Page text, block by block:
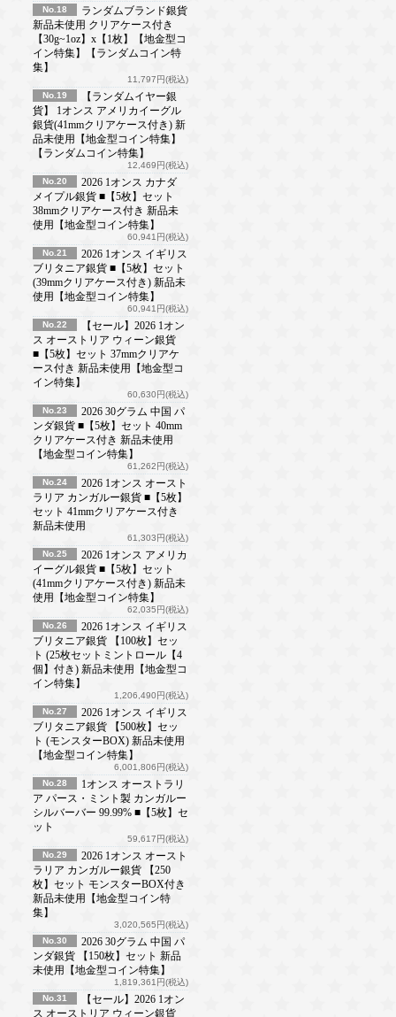
No.18
ランダムブランド銀貨
新品未使用 クリアケース付き
【30g~1oz】x【1枚】【地金型コ
イン特集】【ランダムコイン特
集】
11,797円(税込)
No.19
【ランダムイヤー銀
貨】 1オンス アメリカイーグル
銀貨(41mmクリアケース付き) 新
品未使用【地金型コイン特集】
【ランダムコイン特集】
12,469円(税込)
No.20
2026 1オンス カナダ
メイプル銀貨 ■【5枚】セット
38mmクリアケース付き 新品未
使用【地金型コイン特集】
60,941円(税込)
No.21
2026 1オンス イギリス
ブリタニア銀貨 ■【5枚】セット
(39mmクリアケース付き) 新品未
使用【地金型コイン特集】
60,941円(税込)
No.22
【セール】2026 1オン
ス オーストリア ウィーン銀貨
■【5枚】セット 37mmクリアケ
ース付き 新品未使用【地金型コ
イン特集】
60,630円(税込)
No.23
2026 30グラム 中国 パ
ンダ銀貨 ■【5枚】セット 40mm
クリアケース付き 新品未使用
【地金型コイン特集】
61,262円(税込)
No.24
2026 1オンス オースト
ラリア カンガルー銀貨 ■【5枚】
セット 41mmクリアケース付き
新品未使用
61,303円(税込)
No.25
2026 1オンス アメリカ
イーグル銀貨 ■【5枚】セット
(41mmクリアケース付き) 新品未
使用【地金型コイン特集】
62,035円(税込)
No.26
2026 1オンス イギリス
ブリタニア銀貨 【100枚】セッ
ト (25枚セットミントロール【4
個】付き) 新品未使用【地金型コ
イン特集】
1,206,490円(税込)
No.27
2026 1オンス イギリス
ブリタニア銀貨 【500枚】セッ
ト (モンスターBOX) 新品未使用
【地金型コイン特集】
6,001,806円(税込)
No.28
1オンス オーストラリ
ア パース・ミント製 カンガルー
シルバーバー 99.99% ■【5枚】セ
ット
59,617円(税込)
No.29
2026 1オンス オースト
ラリア カンガルー銀貨 【250
枚】セット モンスターBOX付き
新品未使用【地金型コイン特
集】
3,020,565円(税込)
No.30
2026 30グラム 中国 パ
ンダ銀貨 【150枚】セット 新品
未使用【地金型コイン特集】
1,819,361円(税込)
No.31
【セール】2026 1オン
ス オーストリア ウィーン銀貨